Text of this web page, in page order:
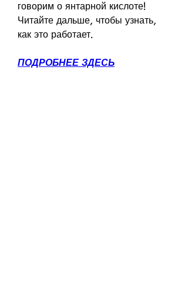
говорим о янтарной кислоте!
Читайте дальше, чтобы узнать,
как это работает.
ПОДРОБНЕЕ ЗДЕСЬ